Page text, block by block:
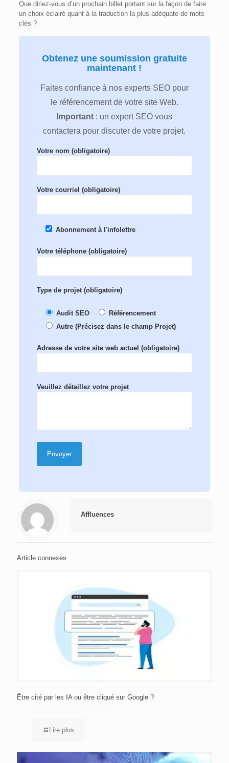
Que diriez-vous d’un prochain billet portant sur la façon de faire
un choix éclairé quant à la traduction la plus adéquate de mots
clés ?
Obtenez une soumission gratuite
maintenant !
Faites confiance à nos experts SEO pour
le référencement de votre site Web.
Important : un expert SEO vous
contactera pour discuter de votre projet.
Votre nom (obligatoire)
Votre courriel (obligatoire)
Abonnement à l'infolettre
Votre téléphone (obligatoire)
Type de projet (obligatoire)
Audit SEO
Référencement
Autre (Précisez dans le champ Projet)
Adresse de votre site web actuel (obligatoire)
Veuillez détaillez votre projet
Affluences
Article connexes
Être cité par les IA ou être cliqué sur Google ?
Lire plus